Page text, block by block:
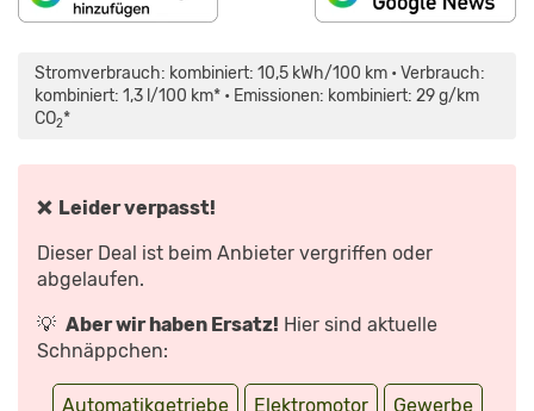
Stromverbrauch: kombiniert: 10,5 kWh/100 km • Verbrauch:
kombiniert: 1,3 l/100 km* • Emissionen: kombiniert: 29 g/km
CO2*
❌ Leider verpasst!
Dieser Deal ist beim Anbieter vergriffen oder
abgelaufen.
💡 Aber wir haben Ersatz! Hier sind aktuelle
Schnäppchen:
Automatikgetriebe Elektromotor Gewerbe
PLUG-
HYBRID
FAHRBERICHT
SUV
YOUTUBE
ANZEIGEN